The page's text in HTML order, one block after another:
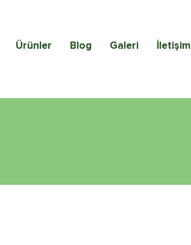
Ürünler Blog Galeri İletişim